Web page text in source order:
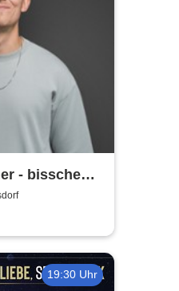
- bisschen
19:30 Uhr